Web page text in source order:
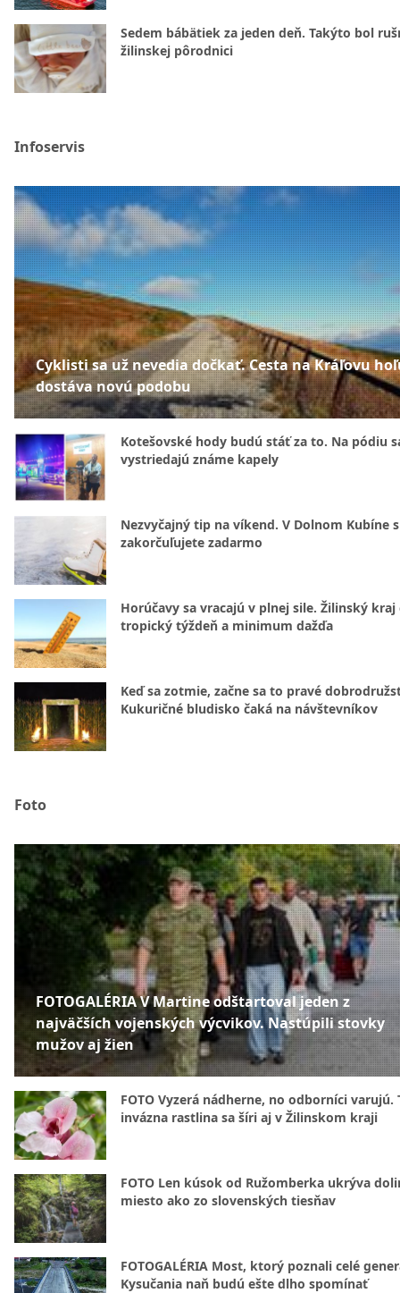
Sedem bábätiek za jeden deň. Takýto bol
žilinskej pôrodnici
Infoservis
Cyklisti sa už nevedia dočkať. Cesta na Kráľovu
dostáva novú podobu
Kotešovské hody budú stáť za to. Na pódiu
vystriedajú známe kapely
Nezvyčajný tip na víkend. V Dolnom Kubíne
zakorčuľujete zadarmo
Horúčavy sa vracajú v plnej sile. Žilinský kraj
tropický týždeň a minimum dažďa
Keď sa zotmie, začne sa to pravé
Kukuričné bludisko čaká na návštevníkov
Foto
FOTOGALÉRIA V Martine odštartoval jeden z
najväčších vojenských výcvikov. Nastúpili stovky
mužov aj žien
FOTO Vyzerá nádherne, no odborníci varujú.
invázna rastlina sa šíri aj v Žilinskom kraji
FOTO Len kúsok od Ružomberka ukrýva
miesto ako zo slovenských tiesňav
FOTOGALÉRIA Most, ktorý poznali celé
Kysučania naň budú ešte dlho spomínať